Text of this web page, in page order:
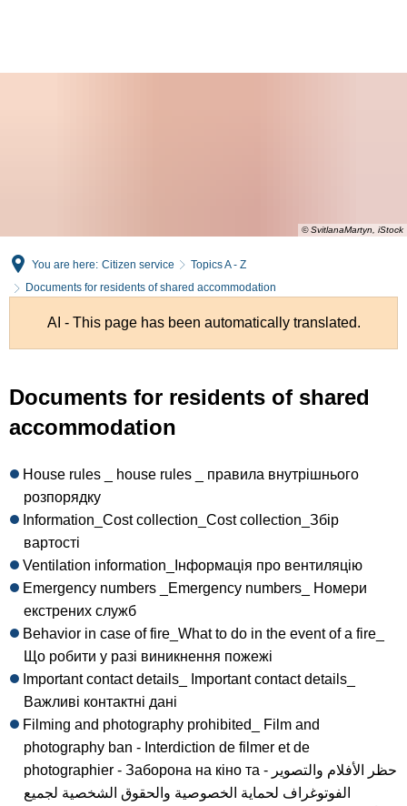
© SvitlanaMartyn, iStock
You are here: Citizen service
Topics A - Z
Documents for residents of shared accommodation
AI - This page has been automatically translated.
Documents for residents of shared
accommodation
House rules _ house rules _ правила внутрішнього
розпорядку
Information_Cost collection_Cost collection_Збір
вартості
Ventilation information_Інформація про вентиляцію
Emergency numbers _Emergency numbers_ Номери
екстрених служб
Behavior in case of fire_What to do in the event of a fire_
Що робити у разі виникнення пожежі
Important contact details_ Important contact details_
Важливі контактні дані
Filming and photography prohibited_ Film and
photography ban - Interdiction de filmer et de
photographier - Заборона на кіно та - حظر الأفلام والتصوير
الفوتوغراف لحماية الخصوصية والحقوق الشخصية لجميع